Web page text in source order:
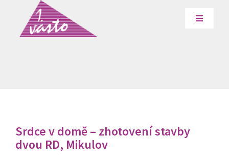
obsah
Toggle
Reference
Srdce v domě – zhotovení stavby
dvou RD, Mikulov